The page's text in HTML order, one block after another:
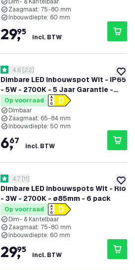
Zaagmaat: 75-80 mm
Inbouwdiepte: 60 mm
29,
95
incl. BTW
Dimbare LED Inbouwspot Wit - IP65
- 5W - 2700K - 5 Jaar Garantie -
Geschikt voor de Badkamer
reviews drawer openen
4.6 score sterren
4.6 [22]
Op voorraad
Dimbaar
Zaagmaat: 65-84 mm
Inbouwdiepte: 50 mm
6,
67
incl. BTW
Dimbare LED inbouwspots Wit - Rio
- 3W - 2700K - ø85mm - 6 pack
reviews drawer openen
4.7 score sterren
4.7 [11]
Op voorraad
Dim- & Kantelbaar
Zaagmaat: 75-80 mm
Inbouwdiepte: 60 mm
29,
95
incl. BTW